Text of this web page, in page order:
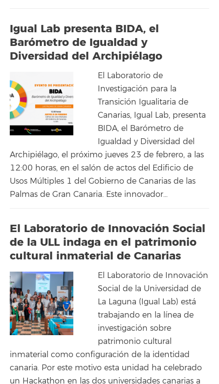
Igual Lab presenta BIDA, el
Barómetro de Igualdad y
Diversidad del Archipiélago
El Laboratorio de
Investigación para la
Transición Igualitaria de
Canarias, Igual Lab, presenta
BIDA, el Barómetro de
Igualdad y Diversidad del
Archipiélago, el próximo jueves 23 de febrero, a las
12:00 horas, en el salón de actos del Edificio de
Usos Múltiples 1 del Gobierno de Canarias de las
Palmas de Gran Canaria. Este innovador…
El Laboratorio de Innovación Social
de la ULL indaga en el patrimonio
cultural inmaterial de Canarias
El Laboratorio de Innovación
Social de la Universidad de
La Laguna (Igual Lab) está
trabajando en la línea de
investigación sobre
patrimonio cultural
inmaterial como configuración de la identidad
canaria. Por este motivo esta unidad ha celebrado
un Hackathon en las dos universidades canarias a